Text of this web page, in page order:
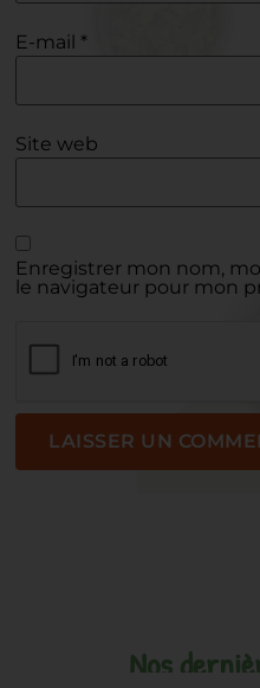
E-mail *
Site web
Enregistrer mon nom,
le navigateur pour mon
Nos